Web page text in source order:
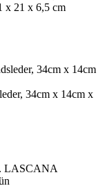
x 21 x 6,5 cm
34cm x 14cm x